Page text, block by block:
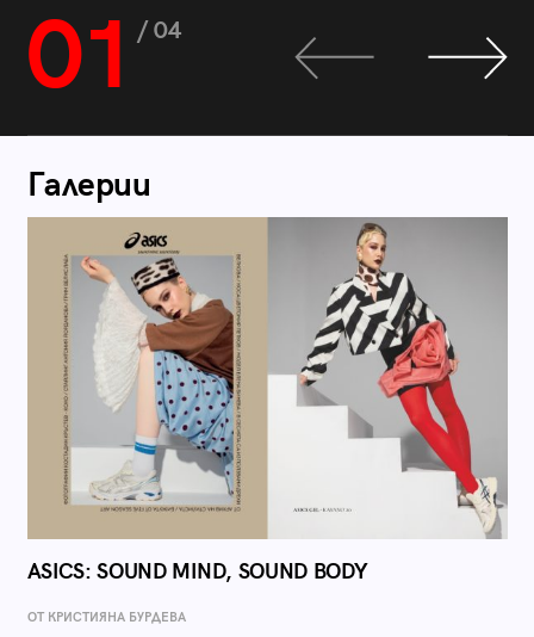
01 / 04
Галерии
ASICS: SOUND MIND, SOUND BODY
ОТ КРИСТИЯНА БУРДЕВА